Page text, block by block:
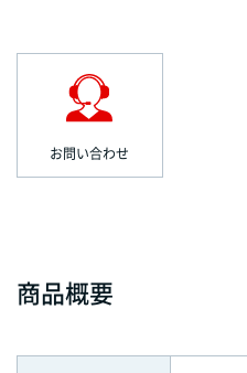
お問い合わせ
商品概要